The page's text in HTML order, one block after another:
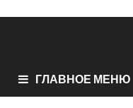
ГЛАВНОЕ МЕНЮ